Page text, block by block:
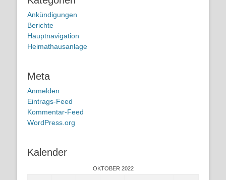
Ankündigungen
Berichte
Hauptnavigation
Heimathausanlage
Meta
Anmelden
Eintrags-Feed
Kommentar-Feed
WordPress.org
Kalender
OKTOBER 2022